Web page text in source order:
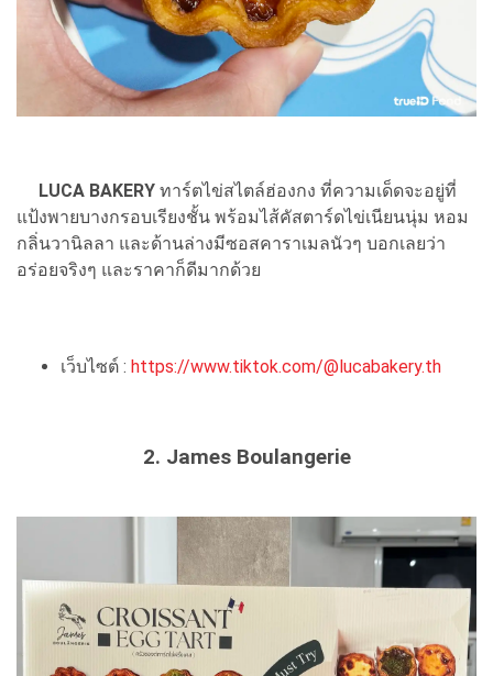
LUCA BAKERY ทาร์ตไข่สไตล์ฮ่องกง ที่ความเด็ดจะอยู่ที่
แป้งพายบางกรอบเรียงชั้น พร้อมไส้คัสตาร์ดไข่เนียนนุ่ม หอม
กลิ่นวานิลลา และด้านล่างมีซอสคาราเมลนัวๆ บอกเลยว่า
อร่อยจริงๆ และราคาก็ดีมากด้วย
เว็บไซต์ : https://www.tiktok.com/@lucabakery.th
2. James Boulangerie